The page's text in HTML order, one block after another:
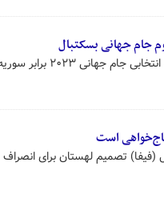
جام جهانی بسکتبال
تیم ملی بسکتبال
است
تصمیم لهستان برای